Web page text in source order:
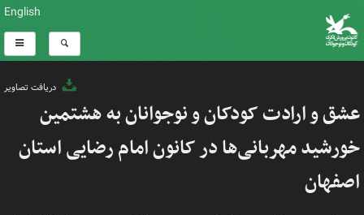
English
دریافت تصاویر
عشق و ارادت کودکان و نوجوانان به هشتمین
خورشید مهربانی‌ها در کانون امام رضایی استان
اصفهان